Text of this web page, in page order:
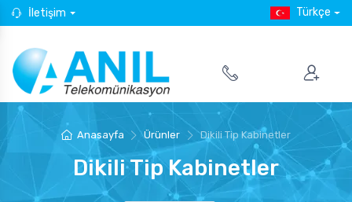
İletişim Türkçe
Anasayfa Ürünler Dikili Tip Kabinetler
Dikili Tip Kabinetler